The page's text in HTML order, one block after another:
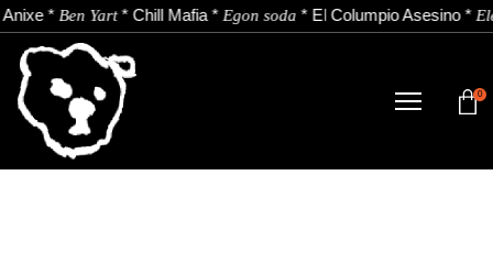
*Ben Yart*Chill Mafia*Egon soda*El Columpio Asesino*
TIENDA
0